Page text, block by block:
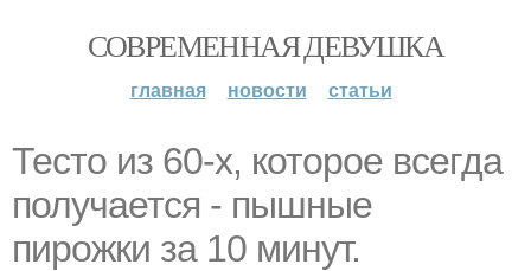
СОВРЕМЕННАЯ ДЕВУШКА
главная новости статьи
Тесто из 60-х, которое всегда
получается - пышные
пирожки за 10 минут.